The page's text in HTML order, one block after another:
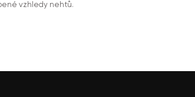
vzhledy nehtů.